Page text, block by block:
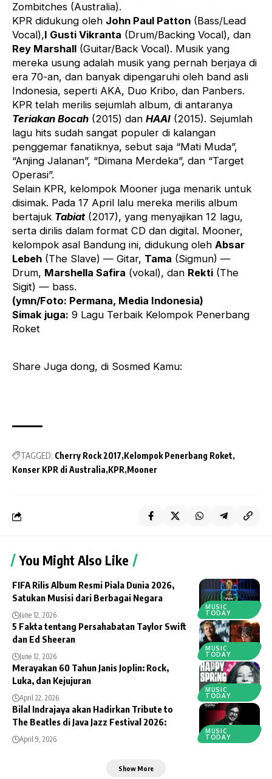
Zombitches (Australia).
KPR didukung oleh John Paul Patton (Bass/Lead
Vocal),I Gusti Vikranta (Drum/Backing Vocal), dan
Rey Marshall (Guitar/Back Vocal). Musik yang
mereka usung adalah musik yang pernah berjaya di
era 70-an, dan banyak dipengaruhi oleh band asli
Indonesia, seperti AKA, Duo Kribo, dan Panbers.
KPR telah merilis sejumlah album, di antaranya
Teriakan Bocah (2015) dan HAAI (2015). Sejumlah
lagu hits sudah sangat populer di kalangan
penggemar fanatiknya, sebut saja “Mati Muda”,
“Anjing Jalanan”, “Dimana Merdeka”, dan “Target
Operasi”.
Selain KPR, kelompok Mooner juga menarik untuk
disimak. Pada 17 April lalu mereka merilis album
bertajuk Tabiat(2017), yang menyajikan 12 lagu,
serta dirilis dalam format CD dan digital. Mooner,
kelompok asal Bandung ini, didukung oleh Absar
Lebeh (The Slave) — Gitar, Tama (Sigmun) —
Drum, Marshella Safira (vokal), dan Rekti (The
Sigit) — bass.
(ymn/Foto: Permana, Media Indonesia)
Simak juga: 9 Lagu Terbaik Kelompok Penerbang
Roket
Share Juga dong, di Sosmed Kamu:
TAGGED: Cherry Rock 2017 Kelompok Penerbang Roket
Konser KPR di Australia KPR Mooner
You Might Also Like
MUSIC
TODAY
FIFA Rilis Album Resmi Piala Dunia 2026,
Satukan Musisi dari Berbagai Negara
June 12, 2026
MUSIC
TODAY
5 Fakta tentang Persahabatan Taylor Swift
dan Ed Sheeran
June 12, 2026
MUSIC
TODAY
Merayakan 60 Tahun Janis Joplin: Rock,
Luka, dan Kejujuran
April 22, 2026
MUSIC
TODAY
Bilal Indrajaya akan Hadirkan Tribute to
The Beatles di Java Jazz Festival 2026:
April 9, 2026
Show More